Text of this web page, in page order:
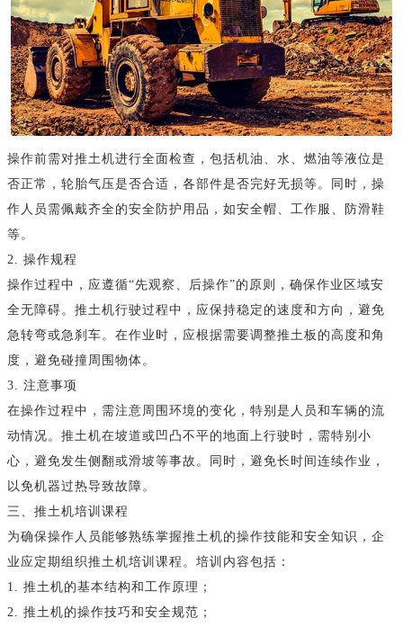
操作前需对推土机进行全面检查，包括机油、水、燃油等液位是
否正常，轮胎气压是否合适，各部件是否完好无损等。同时，操
作人员需佩戴齐全的安全防护用品，如安全帽、工作服、防滑鞋
等。
2. 操作规程
操作过程中，应遵循“先观察、后操作”的原则，确保作业区域安
全无障碍。推土机行驶过程中，应保持稳定的速度和方向，避免
急转弯或急刹车。在作业时，应根据需要调整推土板的高度和角
度，避免碰撞周围物体。
3. 注意事项
在操作过程中，需注意周围环境的变化，特别是人员和车辆的流
动情况。推土机在坡道或凹凸不平的地面上行驶时，需特别小
心，避免发生侧翻或滑坡等事故。同时，避免长时间连续作业，
以免机器过热导致故障。
三、推土机培训课程
为确保操作人员能够熟练掌握推土机的操作技能和安全知识，企
业应定期组织推土机培训课程。培训内容包括：
1. 推土机的基本结构和工作原理；
2. 推土机的操作技巧和安全规范；